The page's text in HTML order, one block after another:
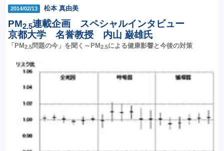
2014/02/13 松本 真由美
PM2.5連載企画 スペシャルインタビュー
京都大学 名誉教授 内山 巌雄氏
「PM2.5問題の今」を聞く～PM2.5による健康影響と今後の対策